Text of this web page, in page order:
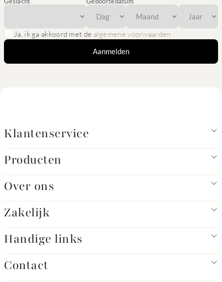
Ja, ik ga akkoord met de algemene voorwaarden
Aanmelden
Klantenservice
Producten
Over ons
Zakelijk
Handige links
Contact